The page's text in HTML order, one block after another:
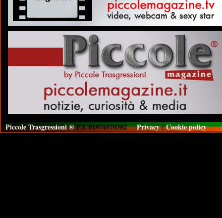
Piccole Trasgressioni ®P.I. 01974570382Privacy|Cookie policy